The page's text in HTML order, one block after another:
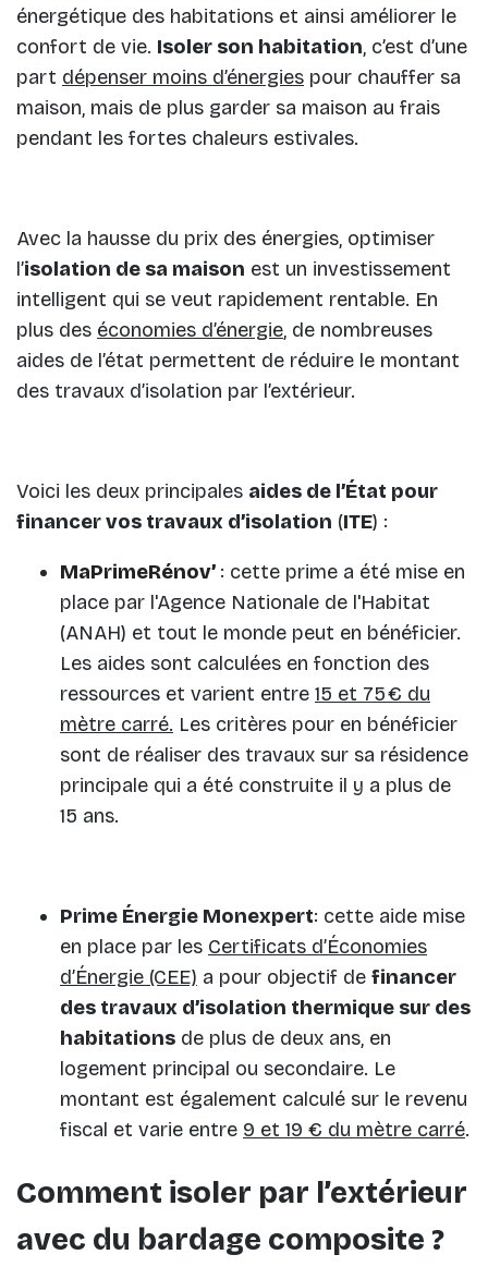
énergétique des habitations et ainsi améliorer le
confort de vie. Isoler son habitation, c’est d’une
part dépenser moins d’énergies pour chauffer sa
maison, mais de plus garder sa maison au frais
pendant les fortes chaleurs estivales.
Avec la hausse du prix des énergies, optimiser
l’isolation de sa maison est un investissement
intelligent qui se veut rapidement rentable. En
plus des économies d’énergie, de nombreuses
aides de l’état permettent de réduire le montant
des travaux d’isolation par l’extérieur.
Voici les deux principales aides de l’État pour
financer vos travaux d’isolation (ITE) :
MaPrimeRénov’ : cette prime a été mise en
place par l'Agence Nationale de l'Habitat
(ANAH) et tout le monde peut en bénéficier.
Les aides sont calculées en fonction des
ressources et varient entre 15 et 75 € du
mètre carré. Les critères pour en bénéficier
sont de réaliser des travaux sur sa résidence
principale qui a été construite il y a plus de
15 ans.
Prime Énergie Monexpert: cette aide mise
en place par les Certificats d’Économies
d’Énergie (CEE) a pour objectif de financer
des travaux d’isolation thermique sur des
habitations de plus de deux ans, en
logement principal ou secondaire. Le
montant est également calculé sur le revenu
fiscal et varie entre 9 et 19 € du mètre carré.
Comment isoler par l’extérieur
avec du bardage composite ?